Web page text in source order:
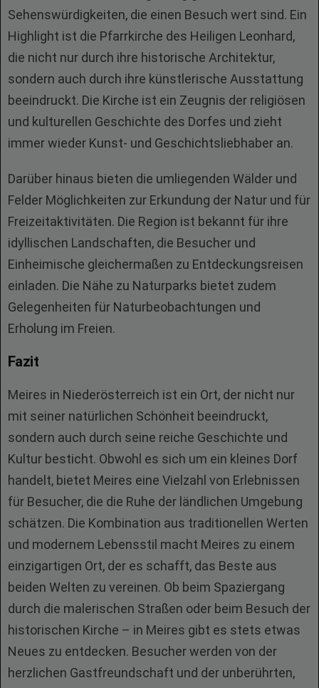
Sehenswürdigkeiten, die einen Besuch wert sind. Ein
Highlight ist die Pfarrkirche des Heiligen Leonhard,
die nicht nur durch ihre historische Architektur,
sondern auch durch ihre künstlerische Ausstattung
beeindruckt. Die Kirche ist ein Zeugnis der religiösen
und kulturellen Geschichte des Dorfes und zieht
immer wieder Kunst- und Geschichtsliebhaber an.
Darüber hinaus bieten die umliegenden Wälder und
Felder Möglichkeiten zur Erkundung der Natur und für
Freizeitaktivitäten. Die Region ist bekannt für ihre
idyllischen Landschaften, die Besucher und
Einheimische gleichermaßen zu Entdeckungsreisen
einladen. Die Nähe zu Naturparks bietet zudem
Gelegenheiten für Naturbeobachtungen und
Erholung im Freien.
Fazit
Meires in Niederösterreich ist ein Ort, der nicht nur
mit seiner natürlichen Schönheit beeindruckt,
sondern auch durch seine reiche Geschichte und
Kultur besticht. Obwohl es sich um ein kleines Dorf
handelt, bietet Meires eine Vielzahl von Erlebnissen
für Besucher, die die Ruhe der ländlichen Umgebung
schätzen. Die Kombination aus traditionellen Werten
und modernem Lebensstil macht Meires zu einem
einzigartigen Ort, der es schafft, das Beste aus
beiden Welten zu vereinen. Ob beim Spaziergang
durch die malerischen Straßen oder beim Besuch der
historischen Kirche – in Meires gibt es stets etwas
Neues zu entdecken. Besucher werden von der
herzlichen Gastfreundschaft und der unberührten,